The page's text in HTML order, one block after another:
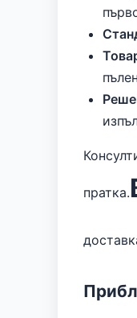
пратка.